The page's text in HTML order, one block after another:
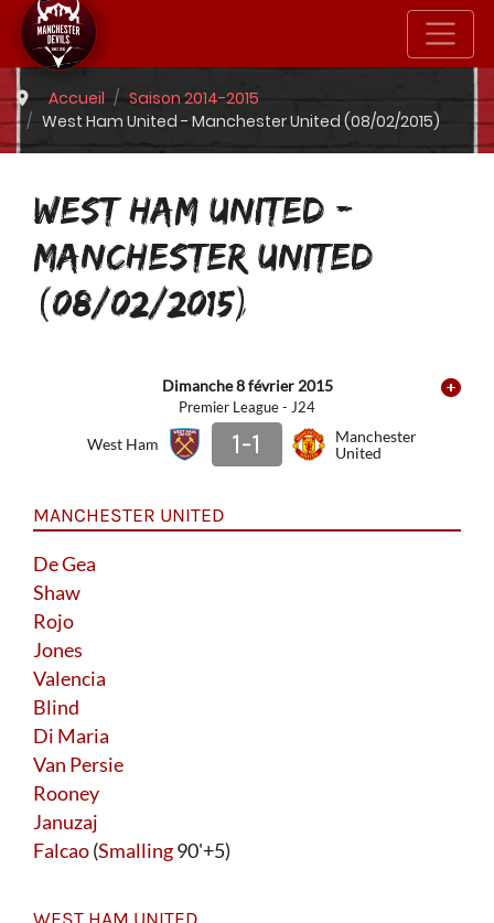
Accueil
Saison 2014-2015
West Ham United - Manchester United (08/02/2015)
WEST HAM UNITED -
MANCHESTER UNITED
(08/02/2015)
Dimanche 8 février 2015
Premier League - J24
West Ham 1-1
Manchester
United
MANCHESTER UNITED
De Gea
Shaw
Rojo
Jones
Valencia
Blind
Di Maria
Van Persie
Rooney
Januzaj
Falcao(Smalling90'+5)